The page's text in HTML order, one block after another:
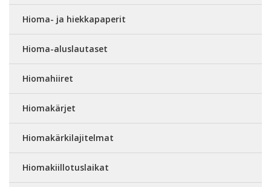
Hioma- ja hiekkapaperit
Hioma-aluslautaset
Hiomahiiret
Hiomakärjet
Hiomakärkilajitelmat
Hiomakiillotuslaikat